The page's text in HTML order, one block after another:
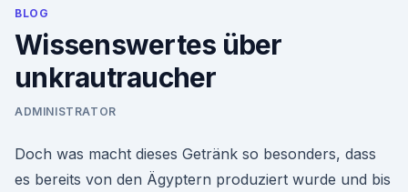
BLOG
Wissenswertes über
unkrautraucher
ADMINISTRATOR
Doch was macht dieses Getränk so besonders, dass
es bereits von den Ägyptern produziert wurde und bis